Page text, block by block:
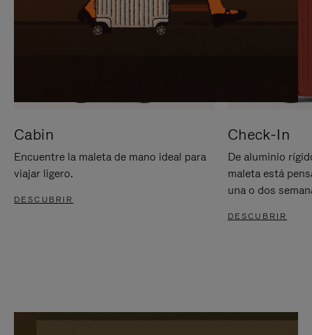
Cabin
Encuentre la maleta de mano ideal para
viajar ligero.
DESCUBRIR
Check-In
De aluminio
maleta está
una o dos
DESCUBRIR